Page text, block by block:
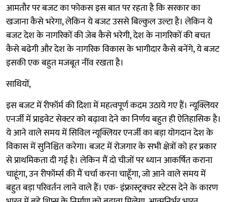
आमतौर पर बजट का फोकस इस बात पर रहता है कि सरकार का
खजाना कैसे भरेगा, लेकिन ये बजट उससे बिल्कुल उल्टा है। लेकिन ये
बजट देश के नागरिकों की जेब कैसे भरेगी, देश के नागरिकों की बचत
कैसे बढेगी और देश के नागरिक विकास के भागीदार कैसे बनेंगे, ये बजट
इसकी एक बहुत मजबूत नींव रखता है।
साथियों,
इस बजट में रीफॉर्म की दिशा में महत्वपूर्ण कदम उठाये गए हैं। न्यूक्लियर
एनर्जी में प्राइवेट सेक्टर को बढ़ावा देने का निर्णय बहुत ही ऐतिहासिक है।
ये आने वाले समय में सिविल न्यूक्लियर एनर्जी का बड़ा योगदान देश के
विकास में सुनिश्चित करेगा। बजट में रोजगार के सभी क्षेत्रों को हर प्रकार
से प्राथमिकता दी गई है। लेकिन मैं दो चीजों पर ध्यान आकर्षित कराना
चाहूंगा, उन रीफॉर्म्स की मैं चर्चा करना चाहूँगा, जो आने वाले समय में
बहुत बड़ा परिवर्तन लाने वाले हैं। एक- इंफ्रास्ट्रक्चर स्टेटस देने के कारण